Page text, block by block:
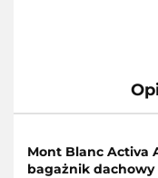
Mont Blanc Activa
bagażnik